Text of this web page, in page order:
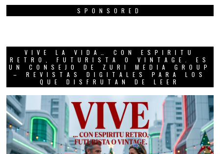
SPONSORED
VIVE LA VIDA… CON ESPIRITU
RETRO, FUTURISTA O VINTAGE. ES
UN CONSEJO DE ZURI MEDIA GROUP
– REVISTAS DIGITALES PARA LOS
QUE DISFRUTAN DE LEER